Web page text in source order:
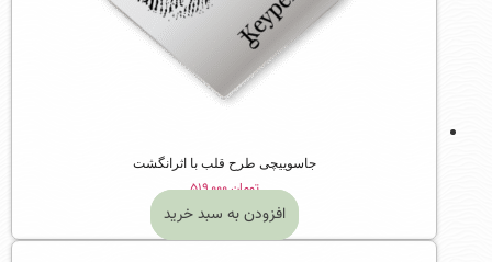
جاسوییچی طرح قلب با اثرانگشت
تومان۵۱۹,۰۰۰
افزودن به سبد خرید